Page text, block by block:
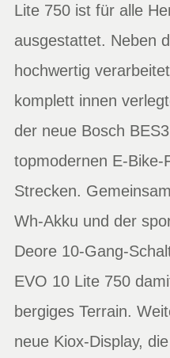
Lite 750 ist für alle
ausgestattet. Neben
hochwertig
komplett innen
der neue Bosch
topmodernen E-Bike-
Strecken.
Wh-Akku und der
Deore 10-Gang-
EVO 10 Lite 750
bergiges Terrain.
neue Kiox-Display,